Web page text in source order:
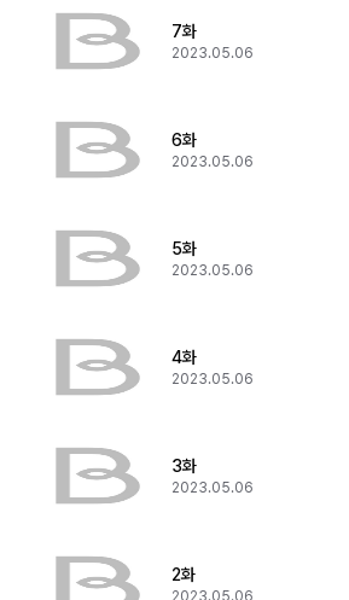
7화
2023.05.06
6화
2023.05.06
5화
2023.05.06
4화
2023.05.06
3화
2023.05.06
2화
2023.05.06